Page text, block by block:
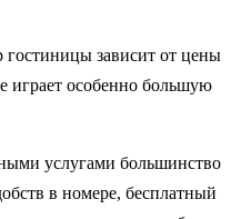
зависит от цены
играет особенно большую
услугами большинство
в номере, бесплатный